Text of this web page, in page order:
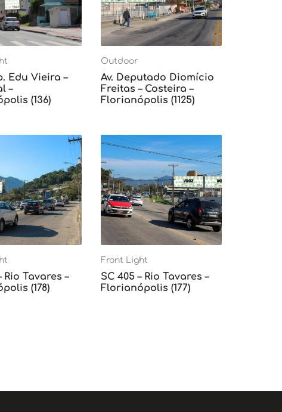
Edu Vieira –
–
(136)
Outdoor
Av. Deputado Diomício
Freitas – Costeira –
Florianópolis (1125)
Rio Tavares –
(178)
Front Light
SC 405 – Rio Tavares –
Florianópolis (177)